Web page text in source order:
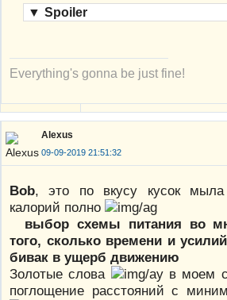
▼ Spoiler
Everything's gonna be just fine!
Alexus
09-09-2019 21:51:32
Bob, это по вкусу кусок
калорий полно
выбор схемы питания во
того, сколько времени и
бивак в ущерб движению
Золотые слова
в моем
поглощение расстояний с